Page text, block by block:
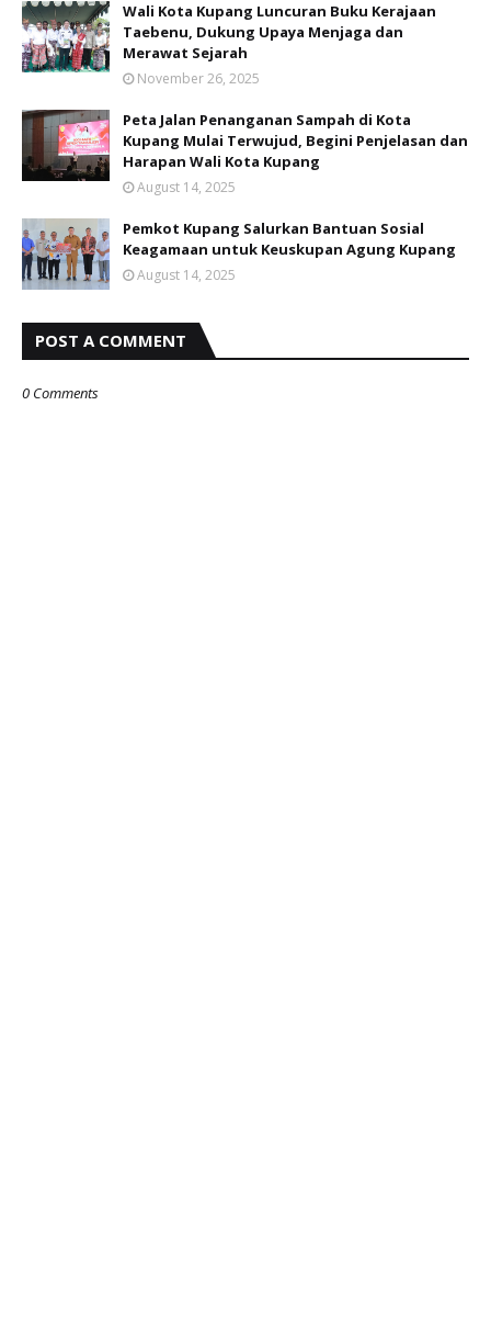
Wali Kota Kupang Luncuran Buku Kerajaan
Taebenu, Dukung Upaya Menjaga dan
Merawat Sejarah
November 26, 2025
Peta Jalan Penanganan Sampah di Kota
Kupang Mulai Terwujud, Begini Penjelasan dan
Harapan Wali Kota Kupang
August 14, 2025
Pemkot Kupang Salurkan Bantuan Sosial
Keagamaan untuk Keuskupan Agung Kupang
August 14, 2025
POST A COMMENT
0 Comments